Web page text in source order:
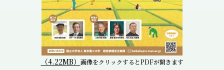
（4.22MB） 画像をクリックするとPDFが開きます